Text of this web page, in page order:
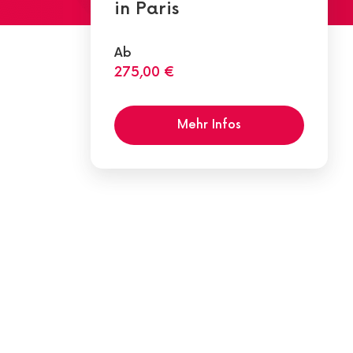
in Paris
Ab
275,00 €
Mehr Infos